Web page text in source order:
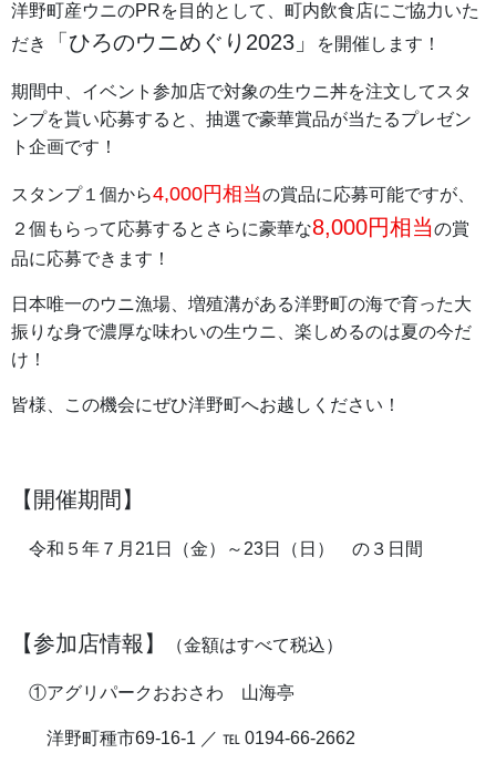
洋野町産ウニのPRを目的として、町内飲食店にご協力いた
だき
「ひろのウニめぐり2023」 を開催します！
期間中、イベント参加店で対象の生ウニ丼を注文してスタ
ンプを貰い応募すると、抽選で豪華賞品が当たるプレゼン
ト企画です！
スタンプ１個から4,000円相当の賞品に応募可能ですが、
２個もらって応募するとさらに豪華な8,000円相当の賞
品に応募できます！
日本唯一のウニ漁場、増殖溝がある洋野町の海で育った大
振りな身で濃厚な味わいの生ウニ、楽しめるのは夏の今だ
け！
皆様、この機会にぜひ洋野町へお越しください！
【開催期間】
令和５年７月21日（金）～23日（日） の３日間
【参加店情報】 （金額はすべて税込）
①アグリパークおおさわ 山海亭
洋野町種市69-16-1 ／ ℡ 0194-66-2662